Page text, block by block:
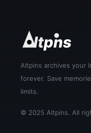
Altpins archives your
forever. Save
limits.
© 2025 Altpins. All